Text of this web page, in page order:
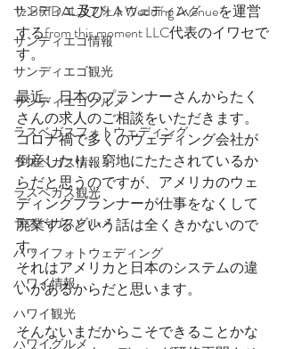
サンディエゴフォトウェディング
サンディエゴ情報
サンディエゴ観光
サンディエゴグルメ
ラスベガスフォトウェディング
ラスベガス情報
ラスベガス観光
ラスベガスグルメ
ハワイフォトウェディング
ハワイ情報
ハワイ観光
ハワイグルメ
I'z BRIDAL及びLA Wedding Avenueを運営
するfrom this moment LLC代表のイワセで
す。
最近、日本のプランナーさんからたく
さんの求人のご相談をいただきます。
コロナ禍で多くのウェディング会社が
倒産したり、窮地にたたされているか
らだと思うのですが、アメリカのウェ
ディングプランナーが仕事をなくして
廃業するという話は全くきかないので
す。
それはアメリカと日本のシステムの違
いがあるからだと思います。
そんないまだからこそできることかな